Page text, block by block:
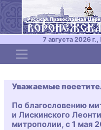
7 августа 2026
Toggle navigation
Уважаемые
По благословению
и Лискинского
митрополии, с 1 мая